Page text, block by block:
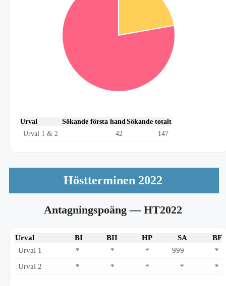
Urval Sökande första handSökande totalt
Urval 1 & 2
42 147
Höstterminen 2022
Antagningspoäng— HT2022
Urval BI BII HP SA
BF
Urval 1
* * * 999
*
Urval 2
* * * * *